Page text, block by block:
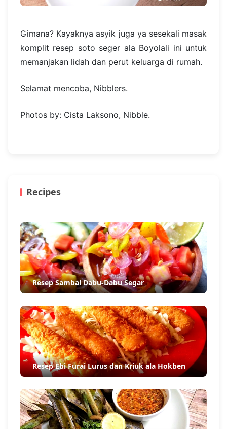
Gimana? Kayaknya asyik juga ya sesekali masak
komplit resep soto seger ala Boyolali ini untuk
memanjakan lidah dan perut keluarga di rumah.
Selamat mencoba, Nibblers.
Photos by: Cista Laksono, Nibble.
Recipes
Resep Sambal Dabu-Dabu Segar
Resep Ebi Furai Lurus dan Kriuk ala Hokben